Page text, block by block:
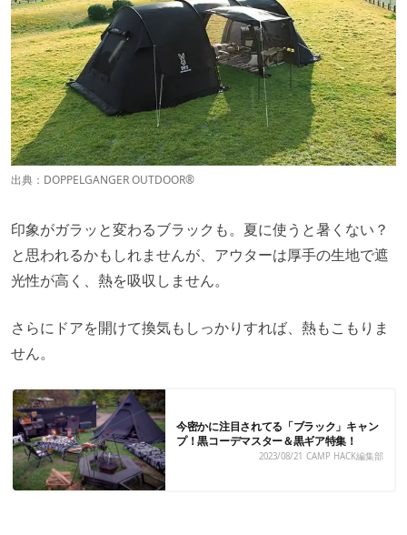
出典： DOPPELGANGER OUTDOOR®
印象がガラッと変わるブラックも。夏に使うと暑くない？
と思われるかもしれませんが、アウターは厚手の生地で遮
光性が高く、熱を吸収しません。
さらにドアを開けて換気もしっかりすれば、熱もこもりま
せん。
今密かに注目されてる「ブラック」キャン
プ！黒コーデマスター＆黒ギア特集！
2023/08/21 CAMP HACK編集部